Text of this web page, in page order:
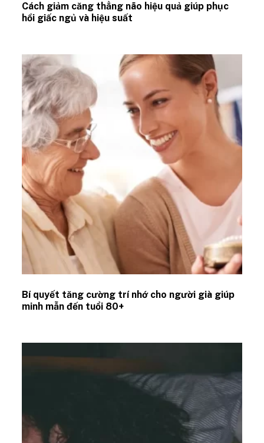
Cách giảm căng thẳng não hiệu quả giúp phục
hồi giấc ngủ và hiệu suất
Bí quyết tăng cường trí nhớ cho người già giúp
minh mẫn đến tuổi 80+